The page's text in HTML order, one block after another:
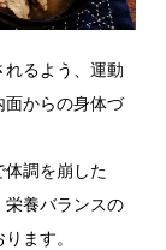
れるよう、運動
からの身体づ
調を崩した
栄養バランスの
ます。